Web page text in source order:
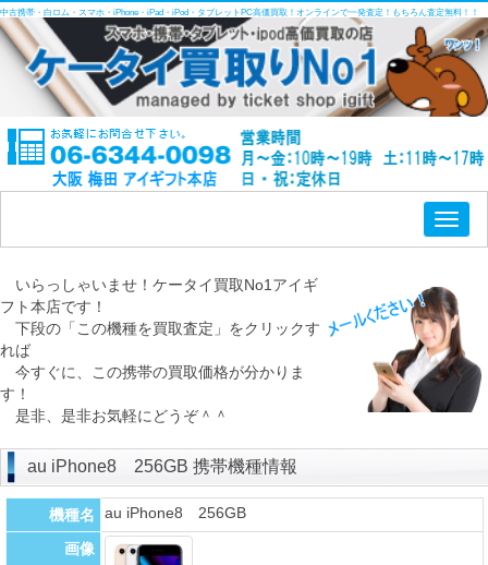
中古携帯・白ロム・スマホ・iPhone・iPad・iPod・タブレットPC高価買取！オンラインで一発査定！もちろん査定無料！！
いらっしゃいませ！ケータイ買取No1アイギ
フト本店です！
下段の「この機種を買取査定」をクリックす
れば
今すぐに、この携帯の買取価格が分かりま
す！
是非、是非お気軽にどうぞ＾＾
au iPhone8 256GB 携帯機種情報
機種名 au iPhone8 256GB
画像